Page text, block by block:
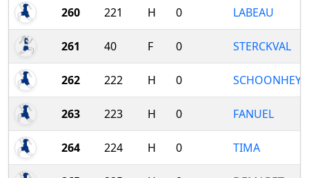
260 221 H 0 LABEAU
261 40 F 0 STERCKVAL
262 222 H 0 SCHOONHEYT
263 223 H 0 FANUEL
264 224 H 0 TIMA